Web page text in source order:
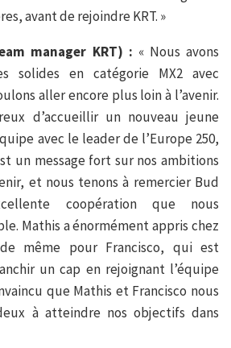
avant de rejoindre KRT. »
manager KRT) : « Nous avons
solides en catégorie MX2 avec
aller encore plus loin à l’avenir.
d’accueillir un nouveau jeune
avec le leader de l’Europe 250,
un message fort sur nos ambitions
et nous tenons à remercier Bud
coopération que nous
Mathis a énormément appris chez
même pour Francisco, qui est
un cap en rejoignant l’équipe
que Mathis et Francisco nous
à atteindre nos objectifs dans